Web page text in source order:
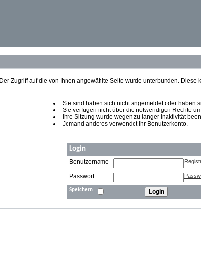
Der Zugriff auf die von Ihnen angewählte Seite wurde unterbunden. Diese
Sie sind haben sich nicht angemeldet oder haben
Sie verfügen nicht über die notwendigen Rechte
Ihre Sitzung wurde wegen zu langer Inaktivität
Jemand anderes verwendet Ihr Benutzerkonto.
Login
Benutzername
Passwort
Speichern